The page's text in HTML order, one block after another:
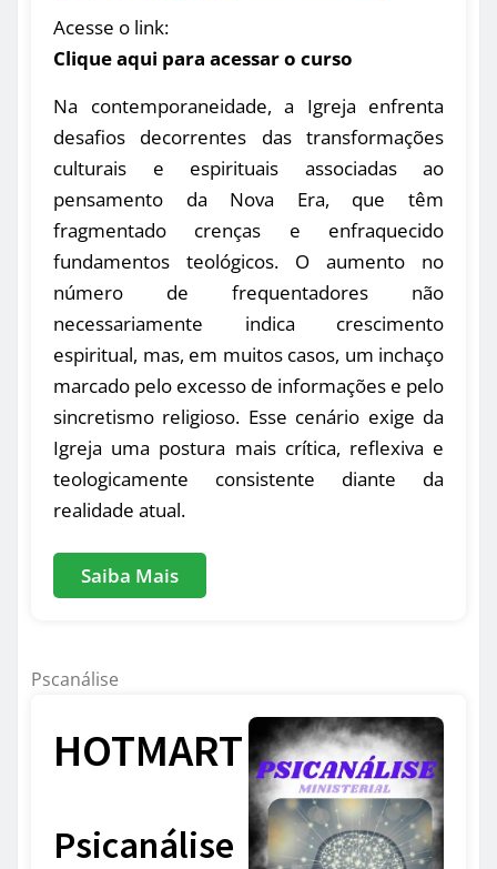
Acesse o link:
Clique aqui para acessar o curso
Na contemporaneidade, a Igreja enfrenta
desafios decorrentes das transformações
culturais e espirituais associadas ao
pensamento da Nova Era, que têm
fragmentado crenças e enfraquecido
fundamentos teológicos. O aumento no
número de frequentadores não
necessariamente indica crescimento
espiritual, mas, em muitos casos, um inchaço
marcado pelo excesso de informações e pelo
sincretismo religioso. Esse cenário exige da
Igreja uma postura mais crítica, reflexiva e
teologicamente consistente diante da
realidade atual.
Saiba Mais
Pscanálise
HOTMART
Psicanálise